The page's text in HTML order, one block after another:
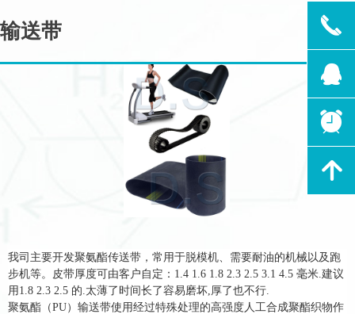
输送带
我司主要开发聚氨酯传送带， 常用于脱模机、需要耐油的机械以及跑
步机等。 皮带厚度可由客户自定：1.4 1.6 1.8 2.3 2.5 3.1 4.5 毫米.建议
用1.8 2.3 2.5 的.太薄了时间长了容易磨坏,厚了也不行.
聚氨酯（PU）输送带使用经过特殊处理的高强度人工合成聚酯织物作
끅
뀩
뀥
녕